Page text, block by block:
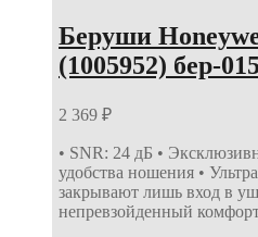
Беруши
(1005952) бер-
2 369 ₽
• SNR: 24 дБ •
удобства ношения •
закрывают лишь вход в
непревзойденный